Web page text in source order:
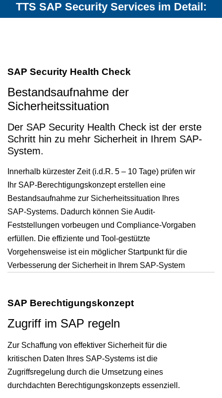
TTS SAP Security Services im Detail:
SAP Security Health Check
Bestandsaufnahme der
Sicherheitssituation
Der SAP Security Health Check ist der erste
Schritt hin zu mehr Sicherheit in Ihrem SAP-
System.
Innerhalb kürzester Zeit (i.d.R. 5 – 10 Tage) prüfen wir
Ihr SAP-Berechtigungskonzept erstellen eine
Bestandsaufnahme zur Sicherheitssituation Ihres
SAP-Systems. Dadurch können Sie Audit-
Feststellungen vorbeugen und Compliance-Vorgaben
erfüllen. Die effiziente und Tool-gestützte
Vorgehensweise ist ein möglicher Startpunkt für die
Verbesserung der Sicherheit in Ihrem SAP-System
SAP Berechtigungskonzept
Zugriff im SAP regeln
Zur Schaffung von effektiver Sicherheit für die
kritischen Daten Ihres SAP-Systems ist die
Zugriffsregelung durch die Umsetzung eines
durchdachten Berechtigungskonzepts essenziell.